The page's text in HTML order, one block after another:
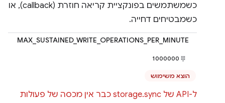
כשמשתמשים בפונקציית קריאה חוזרת (callback), או
כשמבטיחים דחייה.
MAX_SUSTAINED_WRITE_OPERATIONS_PER_MINUTE
1000000
הוצא משימוש
ל-API של storage.sync כבר אין מכסה של פעולות